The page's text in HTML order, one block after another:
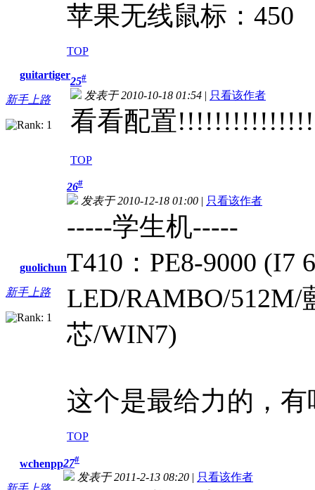
苹果无线鼠标：450
TOP
guitartiger
新手上路
25#
发表于 2010-10-18 01:54 | 只看该作者
看看配置
TOP
guolichun
新手上路
26#
发表于 2010-12-18 01:00 | 只看该作者
-----学生机-----
T410：PE8-9000 (I7
LED/RAMBO/
芯/WIN7)
这个是最给力的，有
TOP
wchenpp27#
发表于 2011-2-13 08:20 | 只看该作者